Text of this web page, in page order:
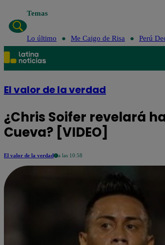
Temas
Lo último Me Caigo de Risa Perú
El valor de la verdad
¿Chris Soifer revelará
Cueva? [VIDEO]
El valor de la verdad a las 10:58